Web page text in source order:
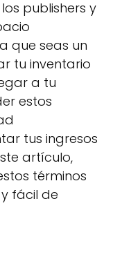
publishers y
que seas un
tu inventario
a tu
estos
tus ingresos
artículo,
términos
fácil de